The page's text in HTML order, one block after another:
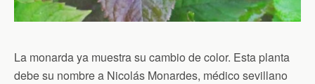
La monarda ya muestra su cambio de color. Esta planta
debe su nombre a Nicolás Monardes, médico sevillano